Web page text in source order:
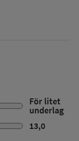
För litet
underlag
13,0